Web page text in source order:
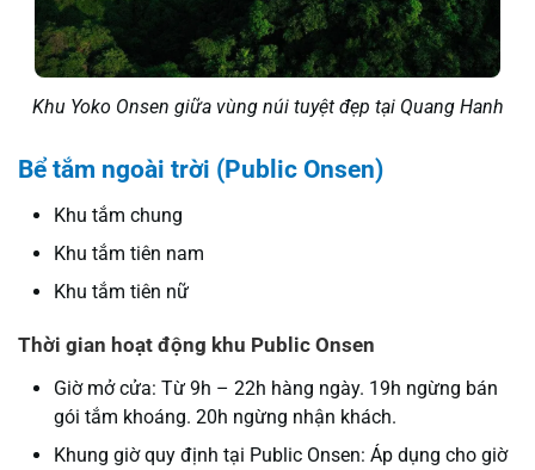
Khu Yoko Onsen giữa vùng núi tuyệt đẹp tại Quang Hanh
Bể tắm ngoài trời (Public Onsen)
Khu tắm chung
Khu tắm tiên nam
Khu tắm tiên nữ
Thời gian hoạt động khu Public Onsen
Giờ mở cửa: Từ 9h – 22h hàng ngày. 19h ngừng bán
gói tắm khoáng. 20h ngừng nhận khách.
Khung giờ quy định tại Public Onsen: Áp dụng cho giờ